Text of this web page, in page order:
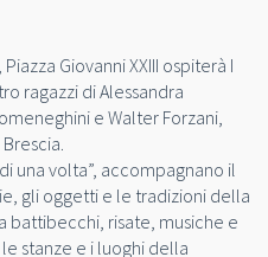
Giovanni XXIII ospiterà I
ragazzi di Alessandra
e Walter Forzani,
una volta”, accompagnano il
gli oggetti e le tradizioni della
battibecchi, risate, musiche e
stanze e i luoghi della